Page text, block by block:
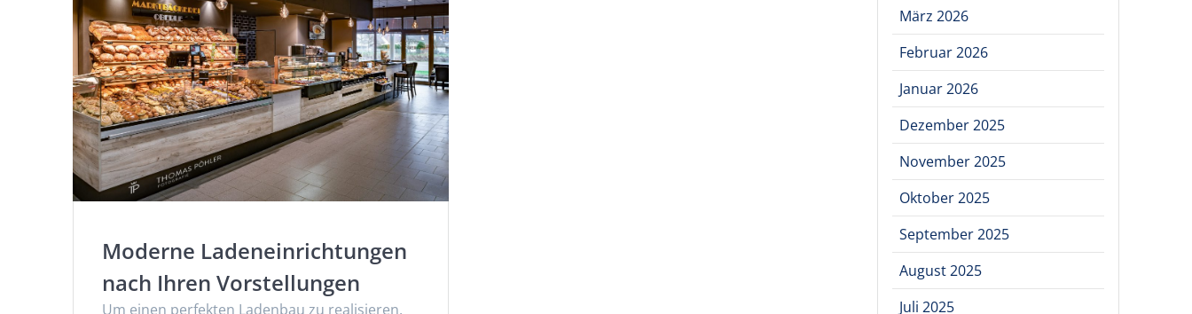
Moderne Ladeneinrichtungen
nach Ihren Vorstellungen
Um einen perfekten Ladenbau zu realisieren,
März 2026
Februar 2026
Januar 2026
Dezember 2025
November 2025
Oktober 2025
September 2025
August 2025
Juli 2025